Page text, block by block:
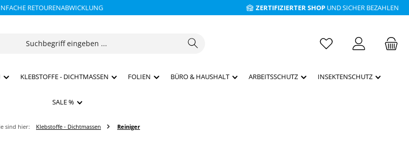
RETOURENABWICKLUNG ZERTIFIZIERTER SHOP UND SICHER BEZAHLEN
KLEBSTOFFE - DICHTMASSEN FOLIEN BÜRO & HAUSHALT ARBEITSSCHUTZ INSEKTENSCHUTZ
SALE %
sind hier: Klebstoffe - Dichtmassen Reiniger